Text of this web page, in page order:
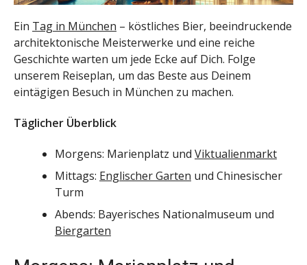
Ein Tag in München – köstliches Bier, beeindruckende
architektonische Meisterwerke und eine reiche
Geschichte warten um jede Ecke auf Dich. Folge
unserem Reiseplan, um das Beste aus Deinem
eintägigen Besuch in München zu machen.
Täglicher Überblick
Morgens: Marienplatz und Viktualienmarkt
Mittags: Englischer Garten und Chinesischer
Turm
Abends: Bayerisches Nationalmuseum und
Biergarten